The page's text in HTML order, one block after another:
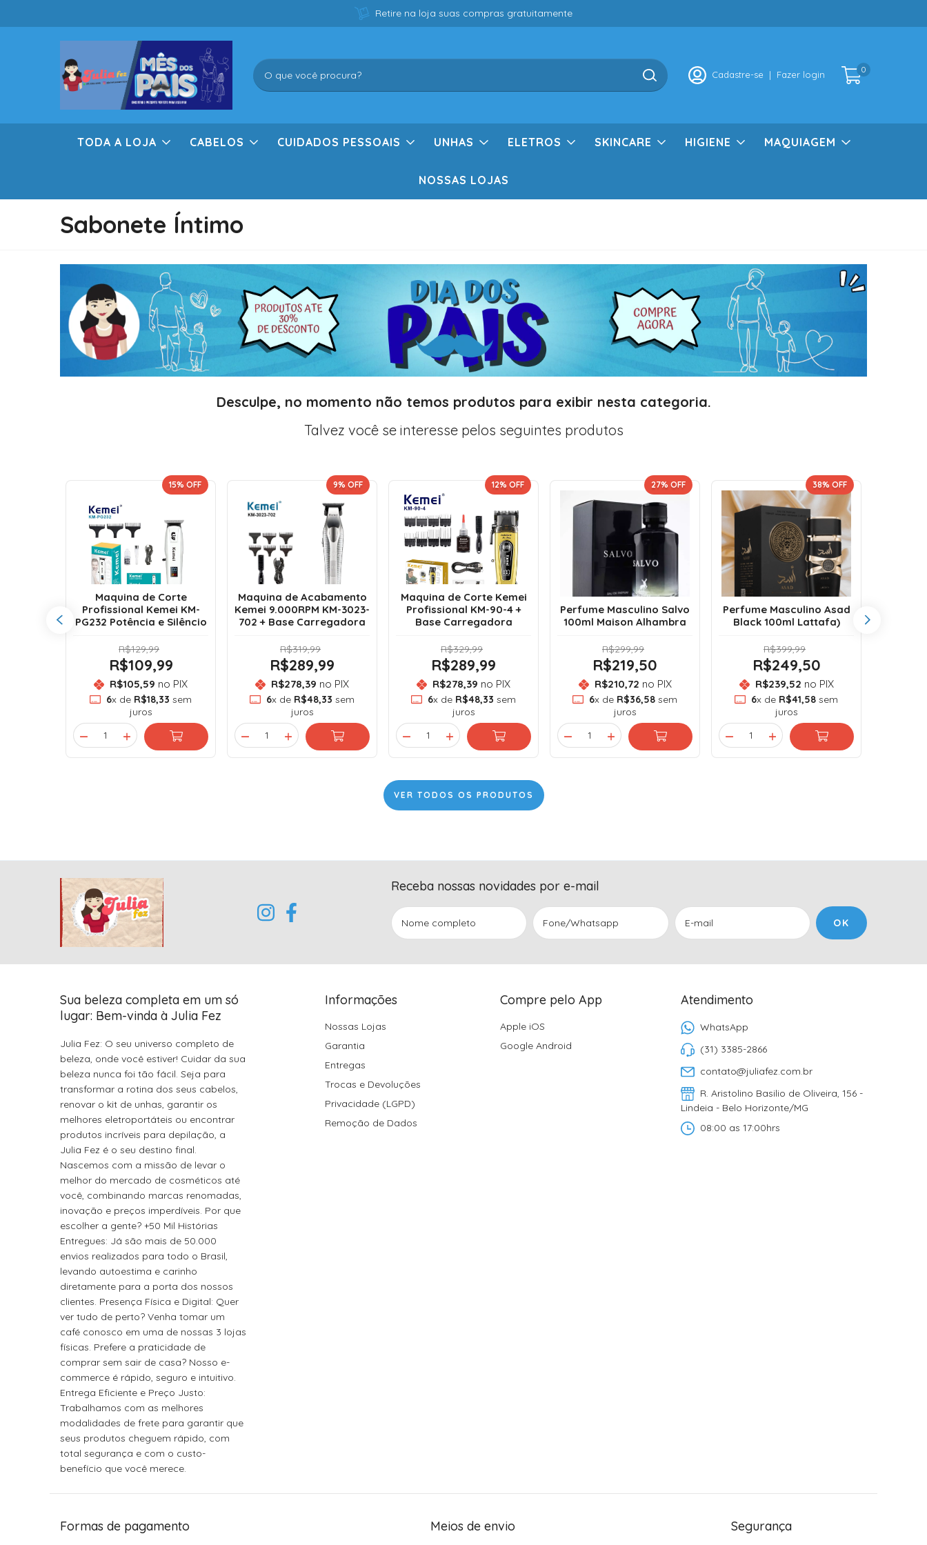
Retire na loja suas compras gratuitamente
Cadastre-se | Fazer login 0
TODA A LOJA CABELOS CUIDADOS PESSOAIS UNHAS ELETROS SKINCARE HIGIENE MAQUIAGEM
NOSSAS LOJAS
Sabonete Íntimo
Desculpe, no momento não temos produtos para exibir nesta categoria.
Talvez você se interesse pelos seguintes produtos
15% OFF
Maquina de Corte
Profissional Kemei KM-
PG232 Potência e Silêncio
R$129,99
R$109,99
R$105,59 no PIX
6x de R$18,33 sem
juros
9% OFF
Maquina de Acabamento
Kemei 9.000RPM KM-3023-
702 + Base Carregadora
R$319,99
R$289,99
R$278,39 no PIX
6x de R$48,33 sem
juros
12% OFF
Maquina de Corte Kemei
Profissional KM-90-4 +
Base Carregadora
R$329,99
R$289,99
R$278,39 no PIX
6x de R$48,33 sem
juros
27% OFF
Perfume Masculino Salvo
100ml Maison Alhambra
R$299,99
R$219,50
R$210,72 no PIX
6x de R$36,58sem
juros
38% OFF
Perfume Masculino Asad
Black 100ml Lattafa)
R$399,99
R$249,50
R$239,52 no PIX
6x de R$41,58sem
juros
VER TODOS OS PRODUTOS
Receba nossas novidades por e-mail
Sua beleza completa em um só
lugar: Bem-vinda à Julia Fez
Julia Fez: O seu universo completo de
beleza, onde você estiver! Cuidar da sua
beleza nunca foi tão fácil. Seja para
transformar a rotina dos seus cabelos,
renovar o kit de unhas, garantir os
melhores eletroportáteis ou encontrar
produtos incríveis para depilação, a
Julia Fez é o seu destino final.
Nascemos com a missão de levar o
melhor do mercado de cosméticos até
você, combinando marcas renomadas,
inovação e preços imperdíveis. Por que
escolher a gente? +50 Mil Histórias
Entregues: Já são mais de 50.000
envios realizados para todo o Brasil,
levando autoestima e carinho
diretamente para a porta dos nossos
clientes. Presença Física e Digital: Quer
ver tudo de perto? Venha tomar um
café conosco em uma de nossas 3 lojas
físicas. Prefere a praticidade de
comprar sem sair de casa? Nosso e-
commerce é rápido, seguro e intuitivo.
Entrega Eficiente e Preço Justo:
Trabalhamos com as melhores
modalidades de frete para garantir que
seus produtos cheguem rápido, com
total segurança e com o custo-
benefício que você merece.
Informações
Nossas Lojas
Garantia
Entregas
Trocas e Devoluções
Privacidade (LGPD)
Remoção de Dados
Compre pelo App
Apple iOS
Google Android
Atendimento
WhatsApp
(31) 3385-2866
contato@juliafez.com.br
R. Aristolino Basilio de Oliveira, 156 -
Lindeia - Belo Horizonte/MG
08:00 as 17:00hrs
Formas de pagamento Meios de envio Segurança